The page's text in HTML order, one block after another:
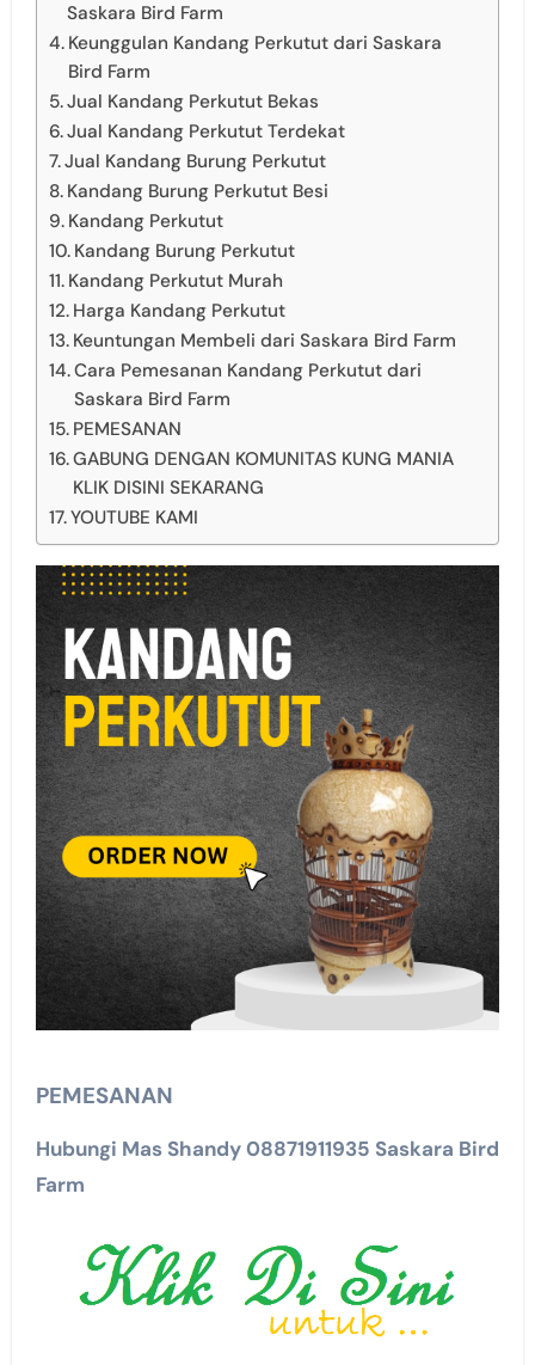
Saskara Bird Farm
Keunggulan Kandang Perkutut dari Saskara
Bird Farm
Jual Kandang Perkutut Bekas
Jual Kandang Perkutut Terdekat
Jual Kandang Burung Perkutut
Kandang Burung Perkutut Besi
Kandang Perkutut
Kandang Burung Perkutut
Kandang Perkutut Murah
Harga Kandang Perkutut
Keuntungan Membeli dari Saskara Bird Farm
Cara Pemesanan Kandang Perkutut dari
Saskara Bird Farm
PEMESANAN
GABUNG DENGAN KOMUNITAS KUNG MANIA
KLIK DISINI SEKARANG
YOUTUBE KAMI
PEMESANAN
Hubungi Mas Shandy 08871911935 Saskara Bird
Farm